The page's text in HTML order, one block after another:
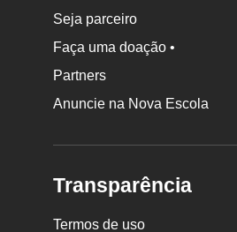
Seja parceiro
Faça uma doação •
Partners
Anuncie na Nova Escola
Transparência
Termos de uso